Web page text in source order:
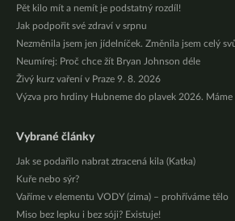
Pět kilo mít a nemít je podstatný rozdíl!
Jak podpořit své zdraví v srpnu
Nezměnila jsem jen jídelníček. Změnila jsem celý
Neumírej: Proč chce žít Bryan Johnson déle
Živý kurz vaření v Praze 9. 8. 2026
Výzva pro hrdiny Hubneme do plavek 2026. Máme
Vybrané články
Jak se podařilo nabrat ztracená kila (Katka)
Kuře nebo sýr?
Vaříme v elementu VODY (zima) – prohříváme tělo
Miso bez lepku i bez sóji? Existuje!